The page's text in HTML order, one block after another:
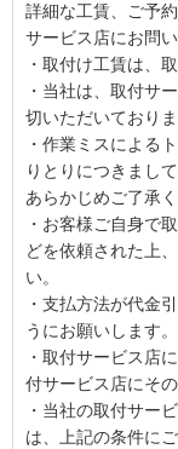
詳細な工賃、ご予
サービス店にお問
・取付け工賃は、
・当社は、取付サ
切いただいておりま
・作業ミスによる
りとりにつきまし
あらかじめご了承く
・お客様ご自身で
どを依頼された上
い。
・支払方法が代金
うにお願いします。
・取付サービス店
付サービス店にそ
・当社の取付サー
は、上記の条件に